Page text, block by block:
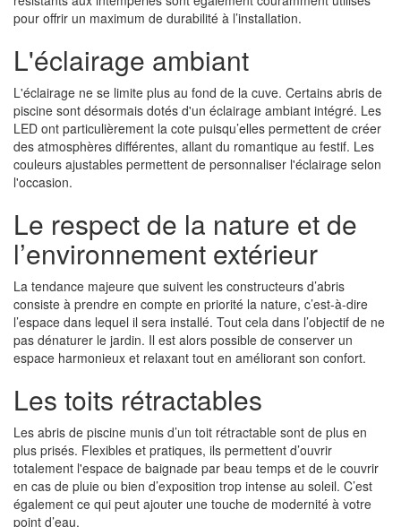
pour offrir un maximum de durabilité à l’installation.
L'éclairage ambiant
L'éclairage ne se limite plus au fond de la cuve. Certains abris de
piscine sont désormais dotés d'un éclairage ambiant intégré. Les
LED ont particulièrement la cote puisqu’elles permettent de créer
des atmosphères différentes, allant du romantique au festif. Les
couleurs ajustables permettent de personnaliser l'éclairage selon
l'occasion.
Le respect de la nature et de
l’environnement extérieur
La tendance majeure que suivent les constructeurs d’abris
consiste à prendre en compte en priorité la nature, c’est-à-dire
l’espace dans lequel il sera installé. Tout cela dans l’objectif de ne
pas dénaturer le jardin. Il est alors possible de conserver un
espace harmonieux et relaxant tout en améliorant son confort.
Les toits rétractables
Les abris de piscine munis d’un toit rétractable sont de plus en
plus prisés. Flexibles et pratiques, ils permettent d’ouvrir
totalement l'espace de baignade par beau temps et de le couvrir
en cas de pluie ou bien d’exposition trop intense au soleil. C’est
également ce qui peut ajouter une touche de modernité à votre
point d’eau.